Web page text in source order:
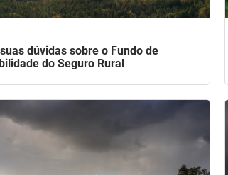
dúvidas sobre o Fundo de
do Seguro Rural